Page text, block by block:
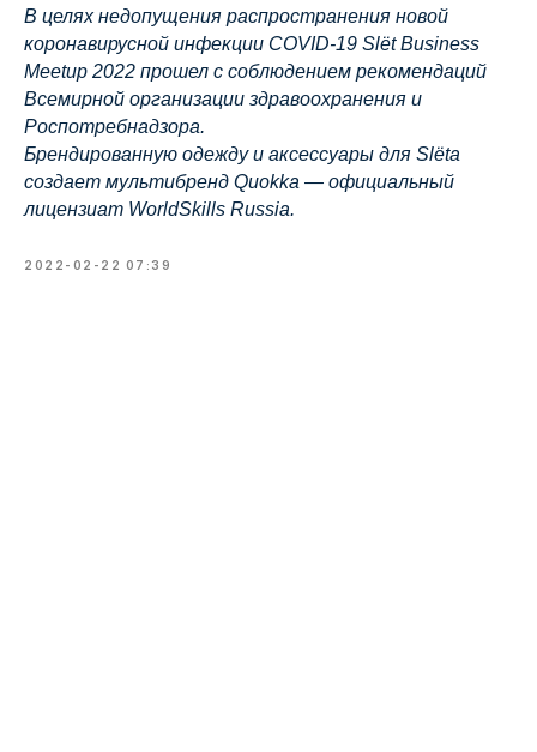
В целях недопущения распространения новой
коронавирусной инфекции COVID-19 Slёt Business
Meetup 2022 прошел с соблюдением рекомендаций
Всемирной организации здравоохранения и
Роспотребнадзора.
Брендированную одежду и аксессуары для Slёta
создает мультибренд Quokka — официальный
лицензиат WorldSkills Russia.
2022-02-22 07:39